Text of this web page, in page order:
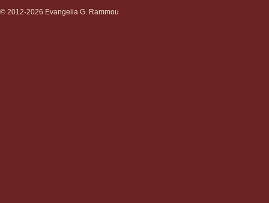
© 2012-2026 Evangelia G. Rammou